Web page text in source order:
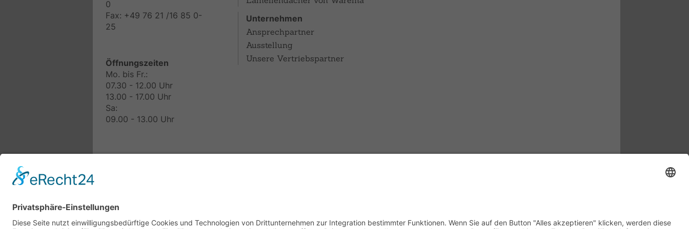
0
Fax: +49 76 21 /16 85 0-
25
Öffnungszeiten
Mo. bis Fr.:
07.30 - 12.00 Uhr
13.00 - 17.00 Uhr
Sa:
09.00 - 13.00 Uhr
Unternehmen
Ansprechpartner
Ausstellung
Unsere Vertriebspartner